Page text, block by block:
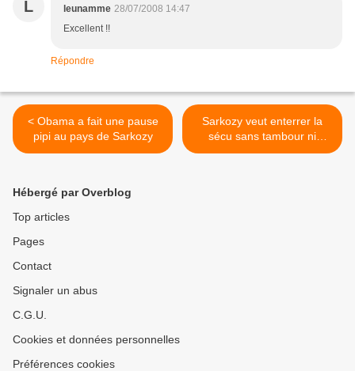
L leunamme 28/07/2008 14:47
Excellent !!
Répondre
< Obama a fait une pause
pipi au pays de Sarkozy
Sarkozy veut enterrer la
sécu sans tambour ni
trompettes >
Hébergé par Overblog
Top articles
Pages
Contact
Signaler un abus
C.G.U.
Cookies et données personnelles
Préférences cookies